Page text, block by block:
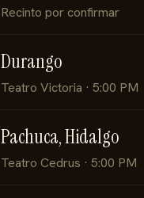
Recinto por confirmar
Durango
Teatro Victoria · 5:00 PM
Pachuca, Hidalgo
Teatro Cedrus · 5:00 PM